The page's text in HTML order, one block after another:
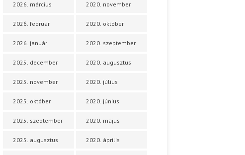
2026. március
2026. február
2026. január
2025. december
2025. november
2025. október
2025. szeptember
2025. augusztus
2020. november
2020. október
2020. szeptember
2020. augusztus
2020. július
2020. június
2020. május
2020. április